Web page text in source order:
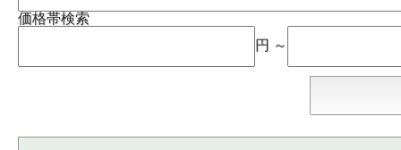
価格帯検索
円 ～